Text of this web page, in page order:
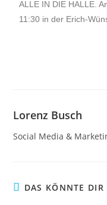
ALLE IN DIE HALLE.
11:30 in der Erich-
Lorenz Busch
Social Media &
DAS KÖNNTE DIR